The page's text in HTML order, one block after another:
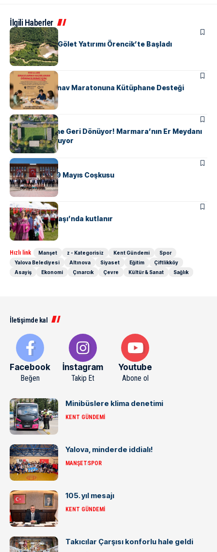
İlgili Haberler
ALTINOVA
Yalova’nın 19. Gölet Yatırımı Örencik’te Başladı
ALTINOVAEĞITIM
Subaşı’nda Sınav Maratonuna Kütüphane Desteği
ALTINOVA
116 Yıllık Efsane Geri Dönüyor! Marmara’nın Er Meydanı
Yeniden Kuruluyor
ALTINOVA
Altonova’da 19 Mayıs Coşkusu
ALTINOVA MANŞET
Hıdrellez, Subaşı’nda kutlanır
Hızlı link Manşet z - Kategorisiz Kent Gündemi
Spor
Yalova Belediyesi
Altınova Siyaset Eğitim
Çiftlikköy
Asayiş
Ekonomi Çınarcık Çevre Kültür & Sanat Sağlık
İletişimde kal
Facebook
Beğen
İnstagram
Takip Et
Youtube
Abone ol
Minibüslere klima denetimi
KENT GÜNDEMI
Yalova, minderde iddialı!
MANŞETSPOR
105. yıl mesajı
KENT GÜNDEMI
Takıcılar Çarşısı konforlu hale geldi